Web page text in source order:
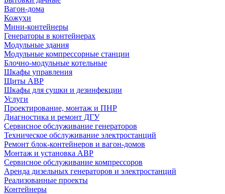
Вагон-дома
Кожухи
Мини-контейнеры
Генераторы в контейнерах
Модульные здания
Модульные компрессорные станции
Блочно-модульные котельные
Шкафы управления
Щиты АВР
Шкафы для сушки и дезинфекции
Услуги
Проектирование, монтаж и ПНР
Диагностика и ремонт ДГУ
Сервисное обслуживание генераторов
Техническое обслуживание электростанций
Ремонт блок-контейнеров и вагон-домов
Монтаж и установка АВР
Сервисное обслуживание компрессоров
Аренда дизельных генераторов и электростанций
Реализованные проекты
Контейнеры